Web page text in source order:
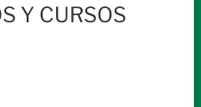
Y CURSOS